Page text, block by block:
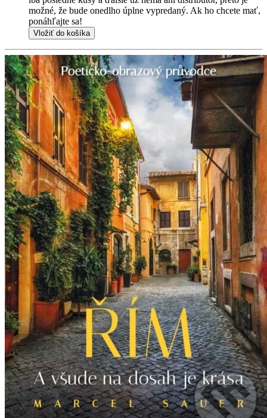
možné, že bude onedlho úplne vypredaný. Ak ho chcete mať,
ponáhľajte sa!
Vložiť do košíka